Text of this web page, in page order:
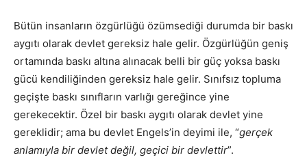
Bütün insanların özgürlüğü özümsediği durumda bir baskı
aygıtı olarak devlet gereksiz hale gelir. Özgürlüğün geniş
ortamında baskı altına alınacak belli bir güç yoksa baskı
gücü kendiliğinden gereksiz hale gelir. Sınıfsız topluma
geçişte baskı sınıfların varlığı gereğince yine
gerekecektir. Özel bir baskı aygıtı olarak devlet yine
gereklidir; ama bu devlet Engels’in deyimi ile, “gerçek
anlamıyla bir devlet değil, geçici bir devlettir”.